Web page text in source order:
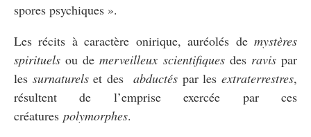
spores psychiques ».
Les récits à caractère onirique, auréolés de mystères
spirituels ou demerveilleux scientifiquesdes ravispar
les surnaturelset desabductés par les extraterrestres,
résultent de l’emprise exercée par ces
créatures polymorphes.